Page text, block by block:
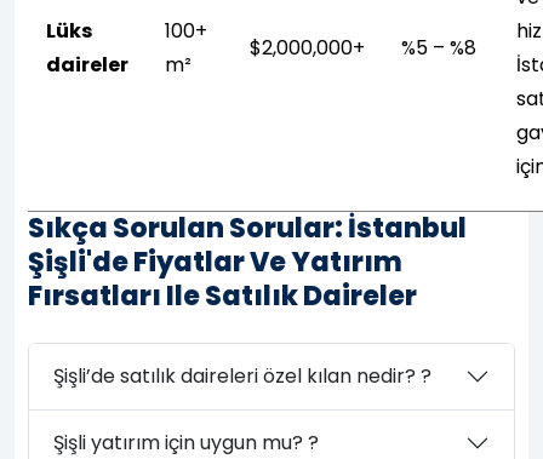
Lüks
daireler
100+
m²
$2,000,000+ %5 – %8
Sıkça Sorulan Sorular: İstanbul
Şişli'de Fiyatlar Ve Yatırım
Fırsatları Ile Satılık Daireler
Şişli’de satılık daireleri özel kılan nedir? ?
Şişli yatırım için uygun mu? ?